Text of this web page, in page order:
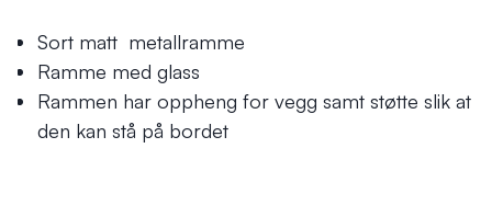
Sort matt metallramme
Ramme med glass
Rammen har oppheng for vegg samt støtte slik at
den kan stå på bordet